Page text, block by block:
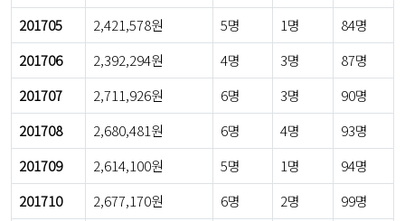
201705
2,421,578원 5명 1명
84명
201706
2,392,294원 4명 3명
87명
201707
2,711,926원 6명 3명
90명
201708
2,680,481원 6명 4명
93명
201709
2,614,100원 5명 1명
94명
201710
2,677,170원 6명 2명
99명